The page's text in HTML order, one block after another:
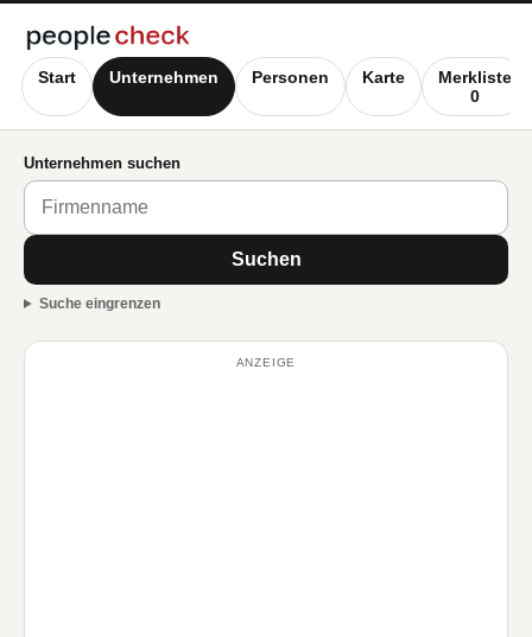
Start Unternehmen Personen Karte
Merkliste
0
Unternehmen suchen
Suchen
Suche eingrenzen
ANZEIGE